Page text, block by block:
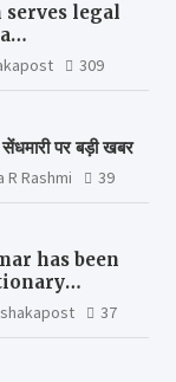
legal
Scientist,
309
पर बड़ी खबर
R Rashmi 39
has been
Award
37